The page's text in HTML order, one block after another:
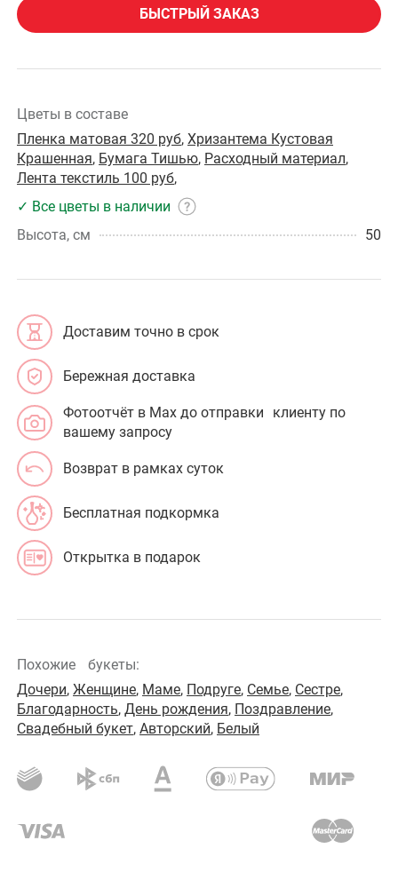
БЫСТРЫЙ ЗАКАЗ
Цветы в составе
Пленка матовая 320 руб, Хризантема Кустовая
Крашенная, Бумага Тишью, Расходный материал,
Лента текстиль 100 руб,
✓ Все цветы в наличии
Высота, см
50
Доставим точно в срок
Бережная доставка
Фотоотчёт в Max до отправки клиенту по
вашему запросу
Возврат в рамках суток
Бесплатная подкормка
Открытка в подарок
Похожие букеты:
Дочери, Женщине, Маме, Подруге, Семье, Сестре,
Благодарность, День рождения, Поздравление,
Свадебный букет, Авторский, Белый